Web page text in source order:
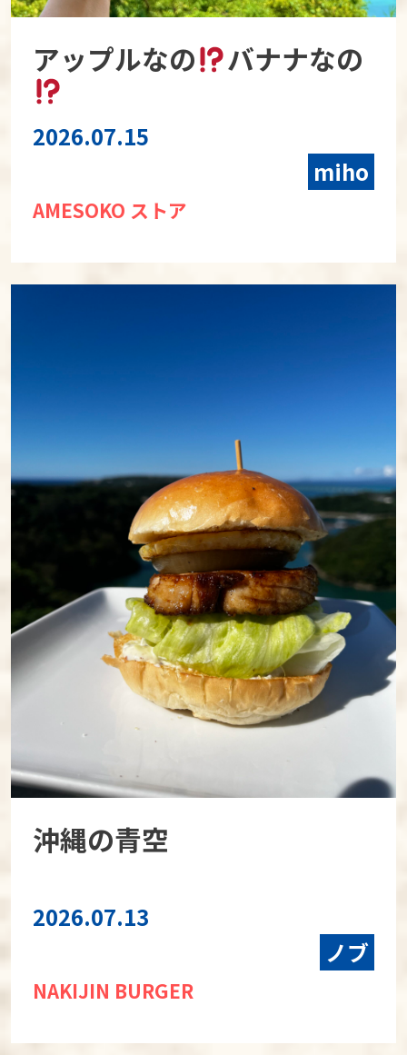
アップルなの バナナなの
2026.07.15
miho
AMESOKO ストア
沖縄の青空
2026.07.13
ノブ
NAKIJIN BURGER